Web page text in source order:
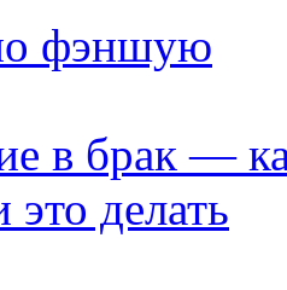
фэншую
в брак —
это делать